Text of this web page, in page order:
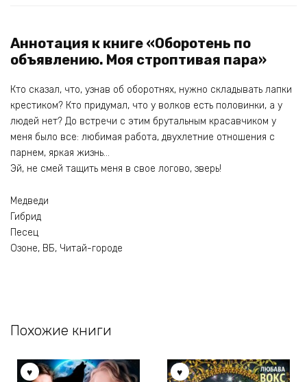
Аннотация к книге «Оборотень по
объявлению. Моя строптивая пара»
Кто сказал, что, узнав об оборотнях, нужно складывать лапки
крестиком? Кто придумал, что у волков есть половинки, а у
людей нет? До встречи с этим брутальным красавчиком у
меня было все: любимая работа, двухлетние отношения с
парнем, яркая жизнь…
Эй, не смей тащить меня в свое логово, зверь!
Медведи
Гибрид
Песец
Озоне, ВБ, Читай-городе
Похожие книги